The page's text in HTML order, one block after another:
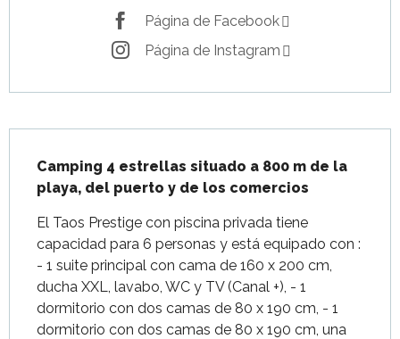
Página de Facebook
Página de Instagram
Camping 4 estrellas situado a 800 m de la
playa, del puerto y de los comercios
El Taos Prestige con piscina privada tiene
capacidad para 6 personas y está equipado con :
- 1 suite principal con cama de 160 x 200 cm,
ducha XXL, lavabo, WC y TV (Canal +), - 1
dormitorio con dos camas de 80 x 190 cm, - 1
dormitorio con dos camas de 80 x 190 cm, una